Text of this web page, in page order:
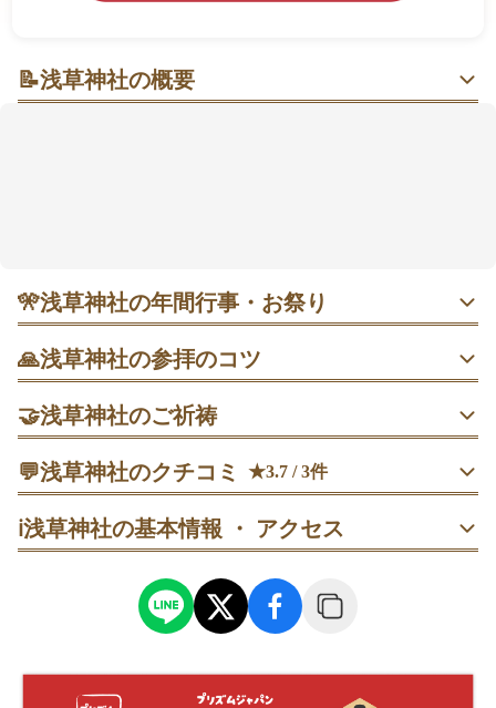
📝浅草神社の概要
かに参拝できます。御朱印や多彩なおみくじも用意が
あり、駅から徒歩約7分と回りやすいのも嬉しいです。
🎌浅草神社の年間行事・お祭り
1月19〜20日 浅草廿日戎｜商売繁盛で知られる恵比寿の縁
日。御神影札や福笹などの縁起物授与があり、9:00〜17:00
の2日間で境内がにぎわいます。商売や一年の安全を願う人
に向いた新年の行事です。
5月第3金〜日 三社祭｜浅草神社の例大祭。初日は13:00か
ら大行列が進み、最終日まで町内を神輿が渡御します。期
人の流れを読んだ移動がおすすめ。
7月1〜7日 夏詣｜上半期の感謝と下半期の無事を祈る行
事。午前中は比較的落ち着いて参拝でき、境内の清々しさ
を感じやすい時期です。御朱印やおみくじとあわせて、ゆ
🙏浅草神社の参拝のコツ
1. 朝一番（午前中）に本殿で参拝し、境内の静けさを味わ
う。
2. 平日の午前中を狙って境内へ。浅草寺より落ち着いて拝
ると比較的スムーズ。
🤝浅草神社のご祈祷
厄除祈祷
厄除祈祷。厄年や災いを遠ざけたい時に社殿で行うご祈祷
9:00〜16:30。節分前後は混み合うため予約推奨と案内され
ています。
商売繁盛祈祷。事業や経済活動の繁栄を願うご祈祷で、所
社殿にて執行されます。
💬浅草神社のクチコミ ★3.7 / 3件
訪問日： 2025/02/08
こじんまりとしていますが、観光客の多さにも関わらず境内
は綺麗に管理されており、夜はライトアップも綺麗でした。
ℹ️浅草神社の基本情報 ・ アクセス